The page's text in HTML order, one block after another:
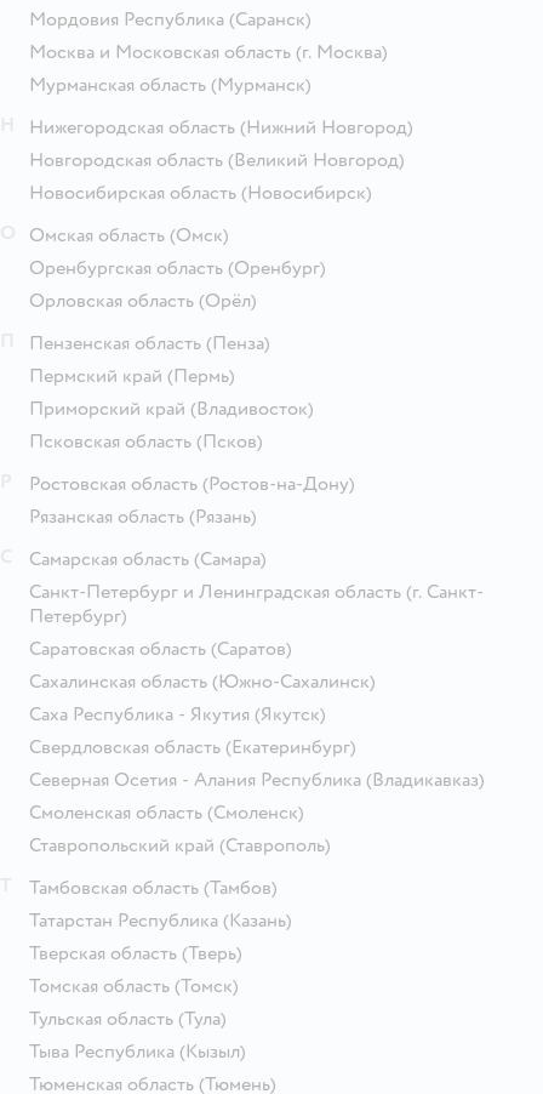
Мордовия Республика (Саранск)
Москва и Московская область (г. Москва)
Мурманская область (Мурманск)
Нижегородская область (Нижний Новгород)
Новгородская область (Великий Новгород)
Новосибирская область (Новосибирск)
Омская область (Омск)
Оренбургская область (Оренбург)
Орловская область (Орёл)
Пензенская область (Пенза)
Пермский край (Пермь)
Приморский край (Владивосток)
Псковская область (Псков)
Ростовская область (Ростов-на-Дону)
Рязанская область (Рязань)
Самарская область (Самара)
Санкт-Петербург и Ленинградская область (г. Санкт-
Петербург)
Саратовская область (Саратов)
Сахалинская область (Южно-Сахалинск)
Саха Республика - Якутия (Якутск)
Свердловская область (Екатеринбург)
Северная Осетия - Алания Республика (Владикавказ)
Смоленская область (Смоленск)
Ставропольский край (Ставрополь)
Тамбовская область (Тамбов)
Татарстан Республика (Казань)
Тверская область (Тверь)
Томская область (Томск)
Тульская область (Тула)
Тыва Республика (Кызыл)
Тюменская область (Тюмень)